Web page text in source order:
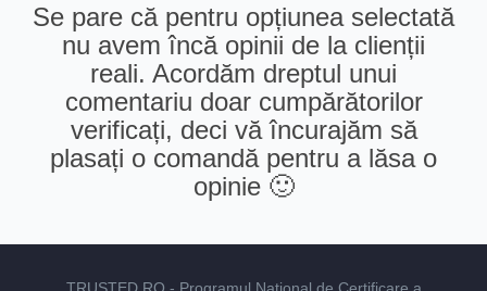
Se pare că pentru opțiunea selectată
nu avem încă opinii de la clienții
reali. Acordăm dreptul unui
comentariu doar cumpărătorilor
verificați, deci vă încurajăm să
plasați o comandă pentru a lăsa o
opinie 🙂